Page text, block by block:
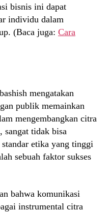
bisnis ini dapat
individu dalam
(Baca juga: Cara
mengatakan
publik memainkan
mengembangkan citra
sangat tidak bisa
etika yang tinggi
sebuah faktor sukses
bahwa komunikasi
instrumental citra